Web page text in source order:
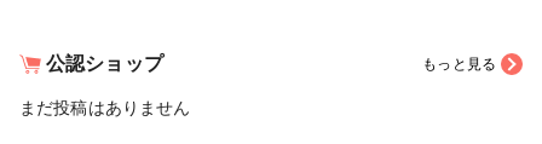
公認ショップ もっと見る
まだ投稿はありません